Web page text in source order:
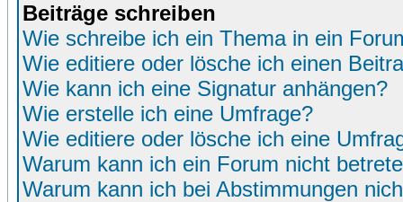
Beiträge schreiben
Wie schreibe ich ein Thema in ein
Wie editiere oder lösche ich einen
Wie kann ich eine Signatur anhängen?
Wie erstelle ich eine Umfrage?
Wie editiere oder lösche ich eine
Warum kann ich ein Forum nicht
Warum kann ich bei Abstimmungen